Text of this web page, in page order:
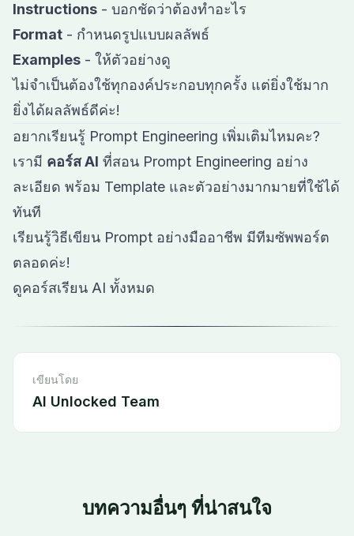
Instructions - บอกชัดว่าต้องทำอะไร
Format - กำหนดรูปแบบผลลัพธ์
Examples - ให้ตัวอย่างดู
ไม่จำเป็นต้องใช้ทุกองค์ประกอบทุกครั้ง แต่ยิ่งใช้มาก
ยิ่งได้ผลลัพธ์ดีค่ะ!
อยากเรียนรู้ Prompt Engineering เพิ่มเติมไหมคะ?
เรามี คอร์ส AI ที่สอน Prompt Engineering อย่าง
ละเอียด พร้อม Template และตัวอย่างมากมายที่ใช้ได้
ทันที
เรียนรู้วิธีเขียน Prompt อย่างมืออาชีพ มีทีมซัพพอร์ต
ตลอดค่ะ!
ดูคอร์สเรียน AI ทั้งหมด
เขียนโดย
AI Unlocked Team
บทความอื่นๆ ที่น่าสนใจ